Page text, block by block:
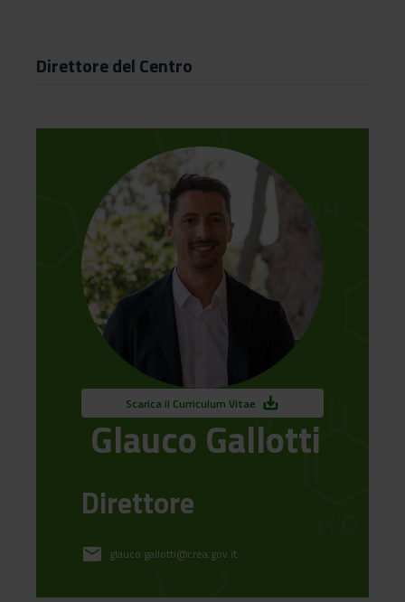
Direttore del Centro
Scarica il Curriculum Vitae save_alt
Glauco Gallotti
Direttore
email glauco.gallotti@crea.gov.it